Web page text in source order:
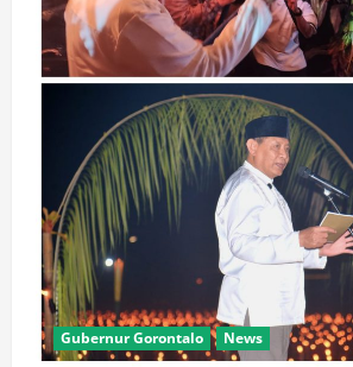
Gubernur Gorontalo News